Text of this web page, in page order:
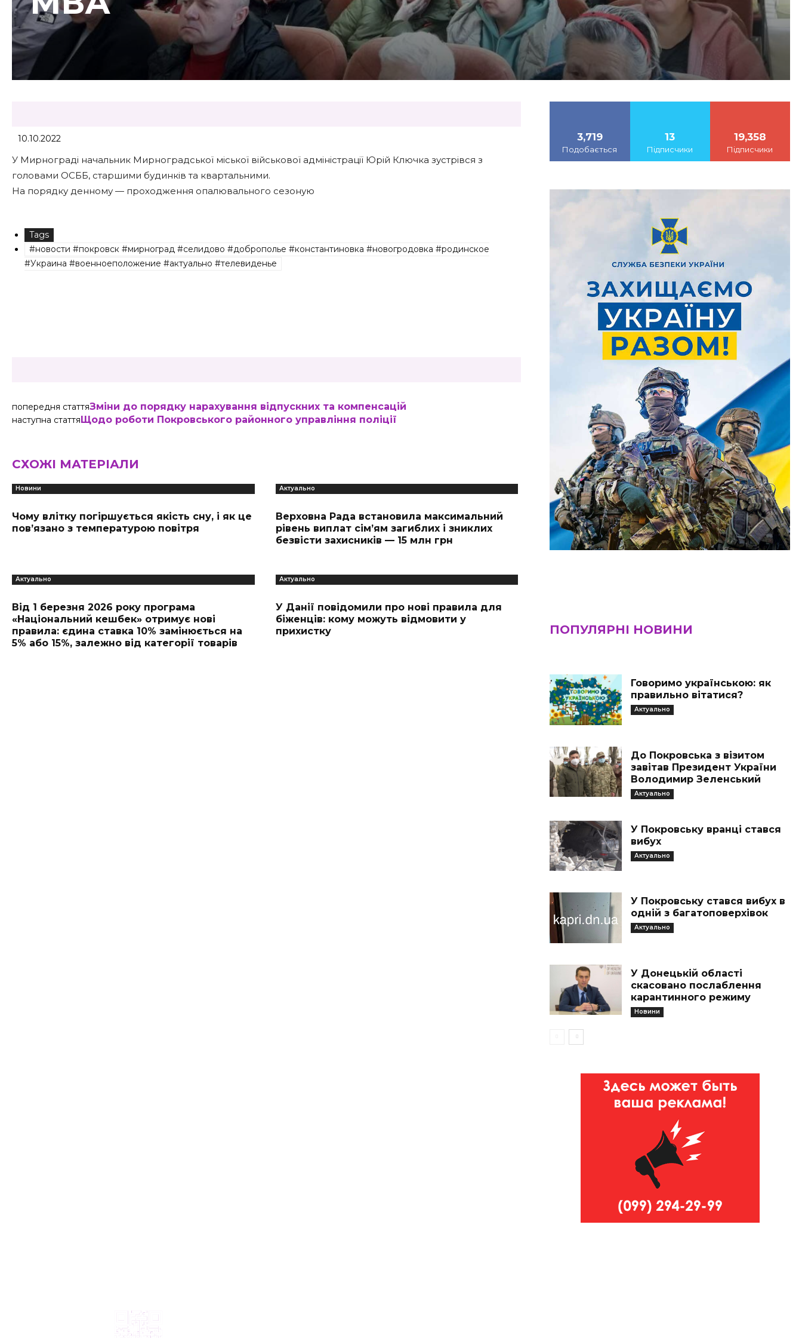
10.10.2022
У Мирнограді начальник Мирноградської міської військової адміністрації Юрій Ключка зустрівся з
головами ОСББ, старшими будинків та квартальними.
На порядку денному — проходження опалювального сезоную
Tags
#новости #покровск #мирноград #селидово #доброполье #константиновка #новогродовка #родинское
#Украина #военноеположение #актуально #телевиденье
попередня статтяЗміни до порядку нарахування відпускних та компенсацій
наступна статтяЩодо роботи Покровського районного управління поліції
СХОЖІ МАТЕРІАЛИ
Новини
Чому влітку погіршується якість сну, і як це
пов’язано з температурою повітря
Актуально
Верховна Рада встановила максимальний
рівень виплат сім’ям загиблих і зниклих
безвісти захисників — 15 млн грн
Актуально
Від 1 березня 2026 року програма
«Національний кешбек» отримує нові
правила: єдина ставка 10% замінюється на
5% або 15%, залежно від категорії товарів
Актуально
У Данії повідомили про нові правила для
біженців: кому можуть відмовити у
прихистку
3,719
Подобається
13
Підписчики
19,358
Підписчики
ПОПУЛЯРНІ НОВИНИ
Говоримо українською: як
правильно вітатися?
Актуально
До Покровська з візитом
завітав Президент України
Володимир Зеленський
Актуально
У Покровську вранці стався
вибух
Актуально
У Покровську стався вибух в
одній з багатоповерхівок
Актуально
У Донецькій області
скасовано послаблення
карантинного режиму
Новини